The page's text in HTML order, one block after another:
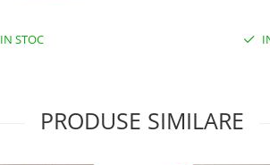
IN STOC
PRODUSE SIMILARE